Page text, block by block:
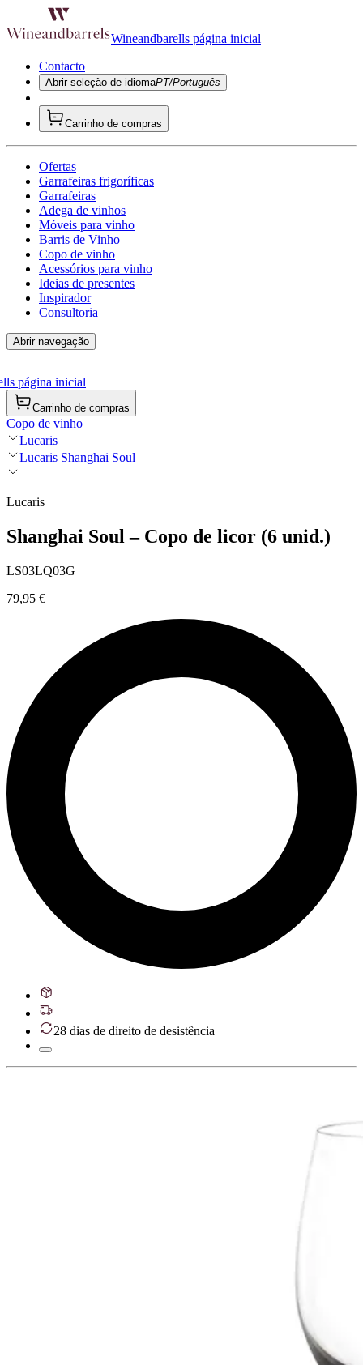
Wineandbarells página inicial
Contacto
Abrir seleção de idiomaPT/Português
Carrinho de compras
Ofertas
Garrafeiras frigoríficas
Garrafeiras
Adega de vinhos
Móveis para vinho
Barris de Vinho
Copo de vinho
Acessórios para vinho
Ideias de presentes
Inspirador
Consultoria
Abrir navegação
página inicial
Carrinho de compras
Copo de vinho
Lucaris
Lucaris Shanghai Soul
Lucaris
Shanghai Soul – Copo de licor (6 unid.)
LS03LQ03G
79,95 €
28 dias de direito de desistência